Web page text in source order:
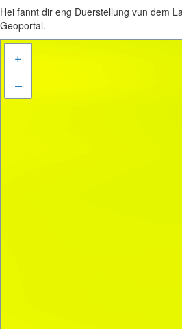
Hei fannt dir eng Duerstellung vun dem
Geoportal.
+
–